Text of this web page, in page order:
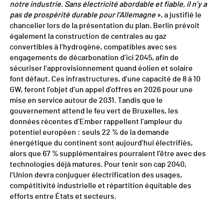
notre industrie. Sans électricité abordable et fiable, il n’y a
pas de prospérité durable pour l’Allemagne », a justifié le
chancelier lors de la présentation du plan. Berlin prévoit
également la construction de centrales au gaz
convertibles à l’hydrogène, compatibles avec ses
engagements de décarbonation d’ici 2045, afin de
sécuriser l’approvisionnement quand éolien et solaire
font défaut. Ces infrastructures, d’une capacité de 8 à 10
GW, feront l’objet d’un appel d’offres en 2026 pour une
mise en service autour de 2031. Tandis que le
gouvernement attend le feu vert de Bruxelles, les
données récentes d’Ember rappellent l’ampleur du
potentiel européen : seuls 22 % de la demande
énergétique du continent sont aujourd’hui électrifiés,
alors que 67 % supplémentaires pourraient l’être avec des
technologies déjà matures. Pour tenir son cap 2040,
l’Union devra conjuguer électrification des usages,
compétitivité industrielle et répartition équitable des
efforts entre États et secteurs.